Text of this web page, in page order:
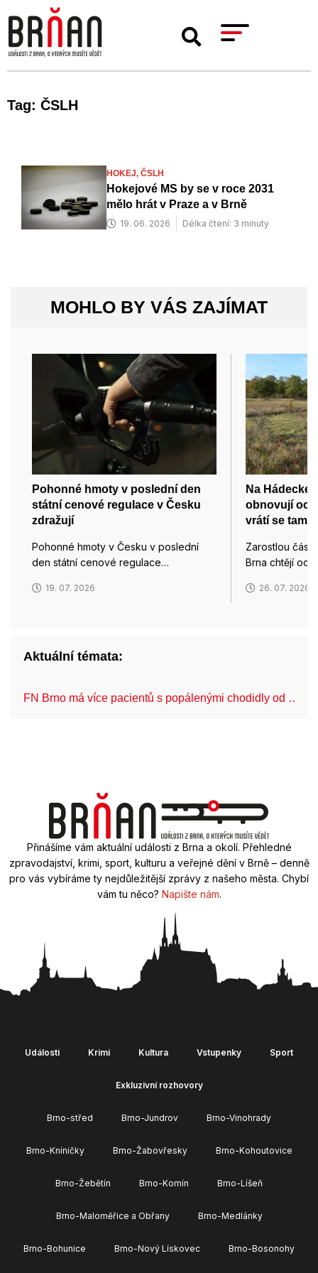
Tag: ČSLH
HOKEJ, ČSLH
Hokejové MS by se v roce 2031
mělo hrát v Praze a v Brně
19. 06. 2026 Délka čtení: 3 minuty
MOHLO BY VÁS ZAJÍMAT
Pohonné hmoty v poslední den
státní cenové regulace v Česku
zdražují
Pohonné hmoty v Česku v poslední
den státní cenové regulace…
19. 07. 2026
Na Hádecké
obnovují
vrátí se tam i
Zarostlou část
Brna chtějí
26. 07. 2026
Aktuální témata:
FN Brno má více pacientů s popálenými chodidly od …
Přinášíme vám aktuální události z Brna a okolí. Přehledné
zpravodajství, krimi, sport, kulturu a veřejné dění v Brně – denně
pro vás vybíráme ty nejdůležitější zprávy z našeho města. Chybí
vám tu něco? Napište nám.
Události Krimi Kultura Vstupenky Sport
Exkluzivní rozhovory
Brno-střed Brno-Jundrov Brno-Vinohrady
Brno-Kníničky Brno-Žabovřesky Brno-Kohoutovice
Brno-Žebětín Brno-Komín Brno-Líšeň
Brno-Maloměřice a Obřany Brno-Medlánky
Brno-Bohunice Brno-Nový Lískovec Brno-Bosonohy